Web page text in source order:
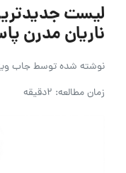
لیست
ناریان مدرن پاسارگاد |
نوشته شده توسطجاب
زمان مطالعه: 2دقیقه